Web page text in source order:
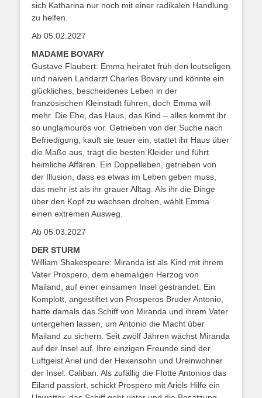
sich Katharina nur noch mit einer radikalen Handlung
zu helfen.
Ab 05.02.2027
MADAME BOVARY
Gustave Flaubert: Emma heiratet früh den leutseligen
und naiven Landarzt Charles Bovary und könnte ein
glückliches, bescheidenes Leben in der
französischen Kleinstadt führen, doch Emma will
mehr. Die Ehe, das Haus, das Kind – alles kommt ihr
so unglamourös vor. Getrieben von der Suche nach
Befriedigung, kauft sie teuer ein, stattet ihr Haus über
die Maße aus, trägt die besten Kleider und führt
heimliche Affären. Ein Doppelleben, getrieben von
der Illusion, dass es etwas im Leben geben muss,
das mehr ist als ihr grauer Alltag. Als ihr die Dinge
über den Kopf zu wachsen drohen, wählt Emma
einen extremen Ausweg.
Ab 05.03.2027
DER STURM
William Shakespeare: Miranda ist als Kind mit ihrem
Vater Prospero, dem ehemaligen Herzog von
Mailand, auf einer einsamen Insel gestrandet. Ein
Komplott, angestiftet von Prosperos Bruder Antonio,
hatte damals das Schiff von Miranda und ihrem Vater
untergehen lassen, um Antonio die Macht über
Mailand zu sichern. Seit zwölf Jahren wächst Miranda
auf der Insel auf. Ihre einzigen Freunde sind der
Luftgeist Ariel und der Hexensohn und Ureinwohner
der Insel: Caliban. Als zufällig die Flotte Antonios das
Eiland passiert, schickt Prospero mit Ariels Hilfe ein